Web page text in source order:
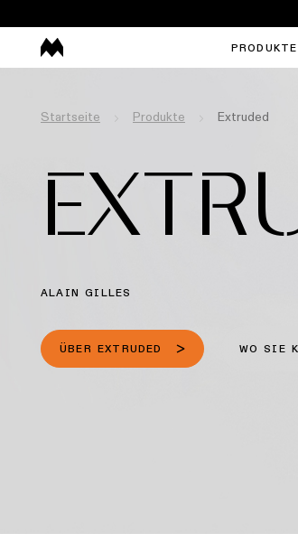
PRODUKTE
Startseite Produkte Extruded
ALAIN GILLES
ÜBER EXTRUDED WO SIE